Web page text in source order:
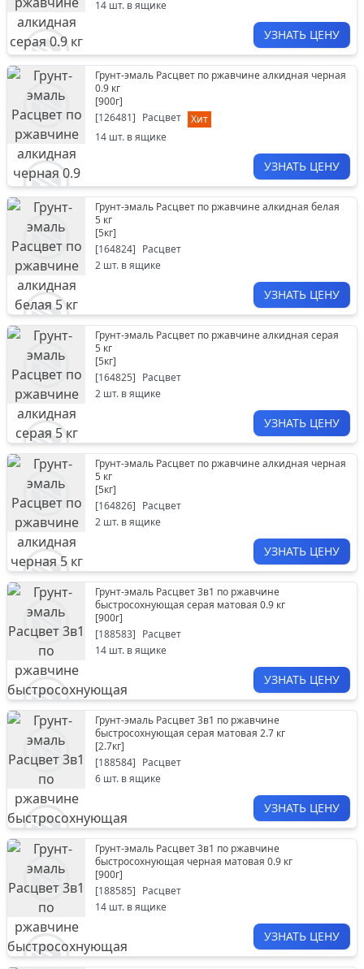
14 шт. в ящике
УЗНАТЬ ЦЕНУ
Грунт-эмаль Расцвет по ржавчине алкидная черная
0.9 кг
[900г]
[126481] Расцвет
Хит
14 шт. в ящике
УЗНАТЬ ЦЕНУ
Грунт-эмаль Расцвет по ржавчине алкидная белая
5 кг
[5кг]
[164824] Расцвет
2 шт. в ящике
УЗНАТЬ ЦЕНУ
Грунт-эмаль Расцвет по ржавчине алкидная серая
5 кг
[5кг]
[164825] Расцвет
2 шт. в ящике
УЗНАТЬ ЦЕНУ
Грунт-эмаль Расцвет по ржавчине алкидная черная
5 кг
[5кг]
[164826] Расцвет
2 шт. в ящике
УЗНАТЬ ЦЕНУ
Грунт-эмаль Расцвет 3в1 по ржавчине
быстросохнующая серая матовая 0.9 кг
[900г]
[188583] Расцвет
14 шт. в ящике
УЗНАТЬ ЦЕНУ
Грунт-эмаль Расцвет 3в1 по ржавчине
быстросохнующая серая матовая 2.7 кг
[2.7кг]
[188584] Расцвет
6 шт. в ящике
УЗНАТЬ ЦЕНУ
Грунт-эмаль Расцвет 3в1 по ржавчине
быстросохнующая черная матовая 0.9 кг
[900г]
[188585] Расцвет
14 шт. в ящике
УЗНАТЬ ЦЕНУ